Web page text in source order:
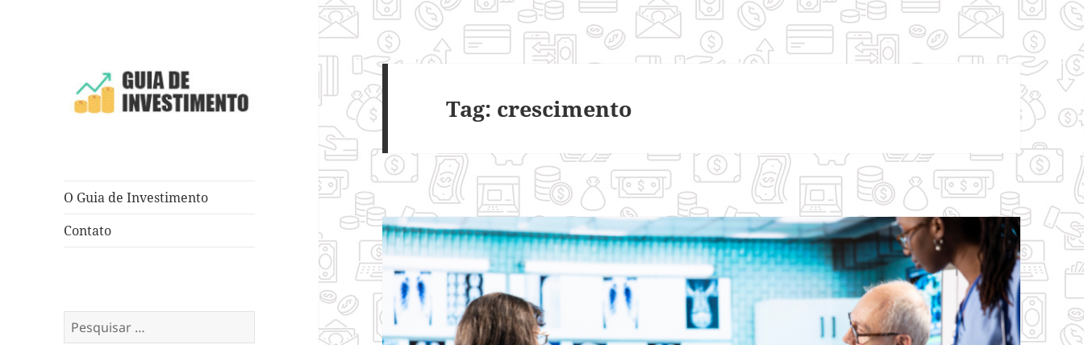
O Guia de Investimento
Contato
Pesquisar
por:
Tag: crescimento